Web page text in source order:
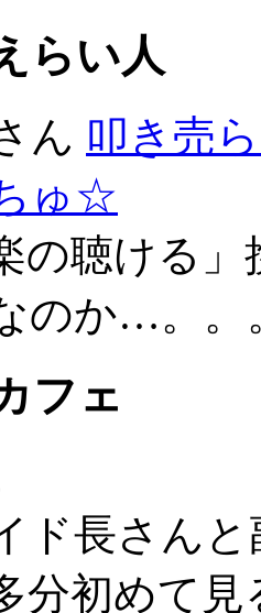
らい人
ん 叩き売
ゅ☆
の聴ける
のか…。。
フェ
ド長さん
分初めて